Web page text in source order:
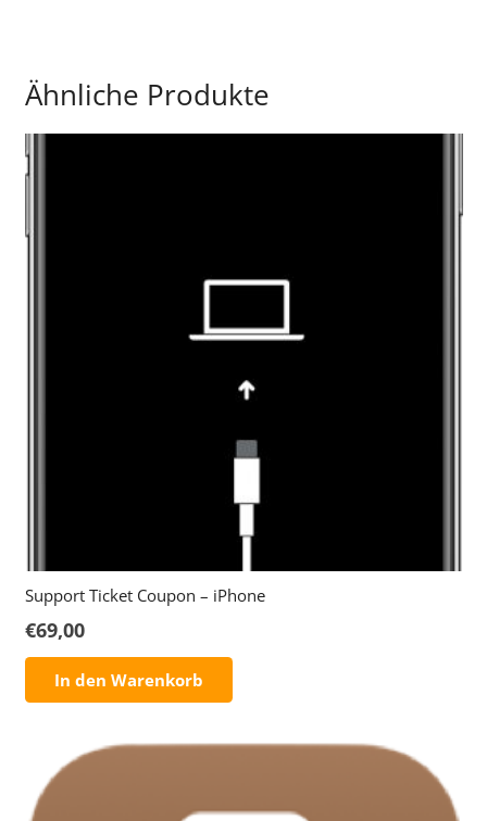
Ähnliche Produkte
Support Ticket Coupon – iPhone
€69,00
In den Warenkorb